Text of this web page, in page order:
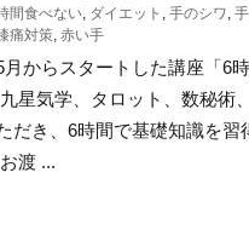
間食べない, ダイエット , 手のシワ,
痛対策, 赤い手
月からスタートした講座「6
星気学、タロット、数秘
だき、6時間で基礎知識を
渡 ...